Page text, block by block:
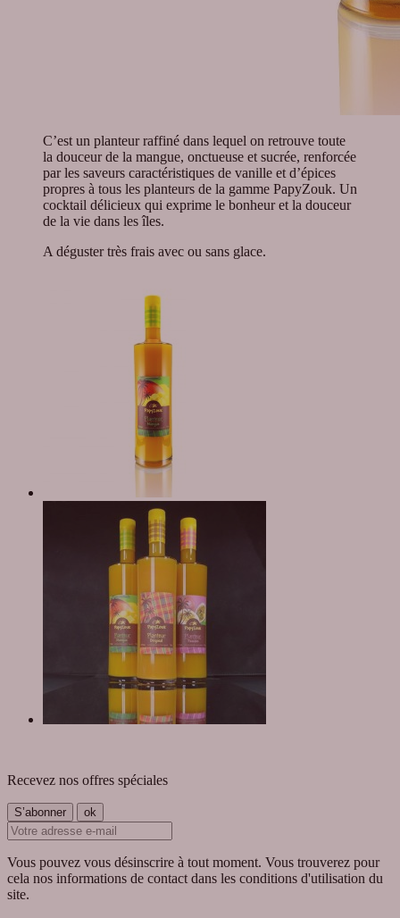
C’est un planteur raffiné dans lequel on retrouve toute
la douceur de la mangue, onctueuse et sucrée, renforcée
par les saveurs caractéristiques de vanille et d’épices
propres à tous les planteurs de la gamme PapyZouk. Un
cocktail délicieux qui exprime le bonheur et la douceur
de la vie dans les îles.
A déguster très frais avec ou sans glace.
Recevez nos offres spéciales
Vous pouvez vous désinscrire à tout moment. Vous trouverez pour
cela nos informations de contact dans les conditions d'utilisation du
site.